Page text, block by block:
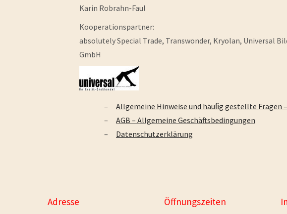
Karin Robrahn-Faul
Kooperationspartner:
absolutely Special Trade, Transwonder, Kryolan, Universal
GmbH
Allgemeine Hinweise und häuﬁg gestellte Fragen –
AGB – Allgemeine Geschäftsbedingungen
Datenschutzerklärung
Adresse Öffnungszeiten